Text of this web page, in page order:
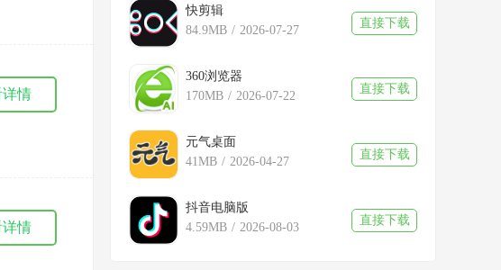
情
情
快剪辑
84.9MB / 2026-07-27
直接下载
360浏览器
170MB / 2026-07-22
直接下载
元气桌面
41MB / 2026-04-27
直接下载
抖音电脑版
4.59MB / 2026-08-03
直接下载